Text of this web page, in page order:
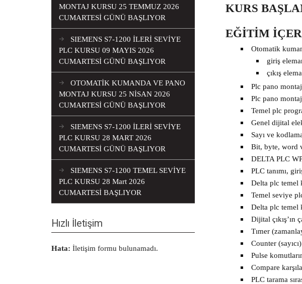
KURS
EĞİTİM
Otomatik
giriş
çıkış
Plc pano
Plc pano
Temel plc
Genel dijital
Sayı ve
Bit, byte, word
DELTA PLC
PLC tanımı,
Delta plc temel
Temel seviye
Delta plc temel
Dijital çıkış’ın
Tımer
Counter
Pulse
Compare
PLC tarama
MONTAJ KURSU 25 TEMMUZ 2026
CUMARTESİ GÜNÜ BAŞLIYOR
SIEMENS S7-1200 İLERİ SEVİYE
PLC KURSU 09 MAYIS 2026
CUMARTESİ GÜNÜ BAŞLIYOR
OTOMATİK KUMANDA VE PANO
MONTAJ KURSU 25 NİSAN 2026
CUMARTESİ GÜNÜ BAŞLIYOR
SIEMENS S7-1200 İLERİ SEVİYE
PLC KURSU 28 MART 2026
CUMARTESİ GÜNÜ BAŞLIYOR
SIEMENS S7-1200 TEMEL SEVİYE
PLC KURSU 28 Mart 2026
CUMARTESİ BAŞLIYOR
Hızlı İletişim
Hata: İletişim formu bulunamadı.